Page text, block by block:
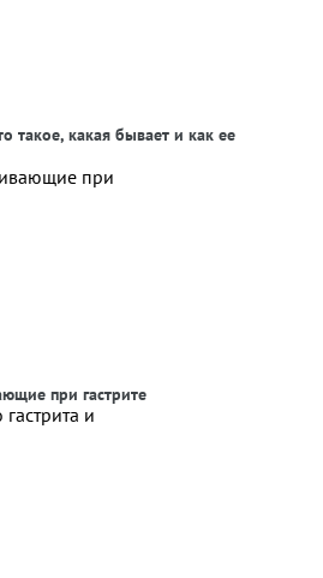
такое, какая бывает и как ее
при гастрите